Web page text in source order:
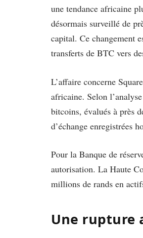
une tendance africaine
désormais surveillé de
capital. Ce changement
transferts de BTC vers
L’affaire concerne
africaine. Selon
bitcoins, évalués à près
d’échange enregistrées
Pour la Banque de
autorisation. La Haute
millions de rands en
Une rupture